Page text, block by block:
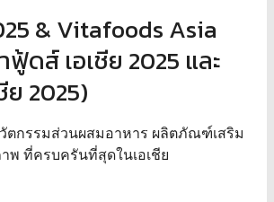
& Vitafoods Asia
ฟู้ดส์ เอเชีย 2025 และ
ย 2025)
ตกรรมส่วนผสมอาหาร ผลิตภัณฑ์เสริม
พ ที่ครบครันที่สุดในเอเชีย